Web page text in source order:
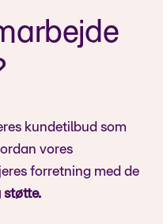
kundetilbud som
vores
forretning med de